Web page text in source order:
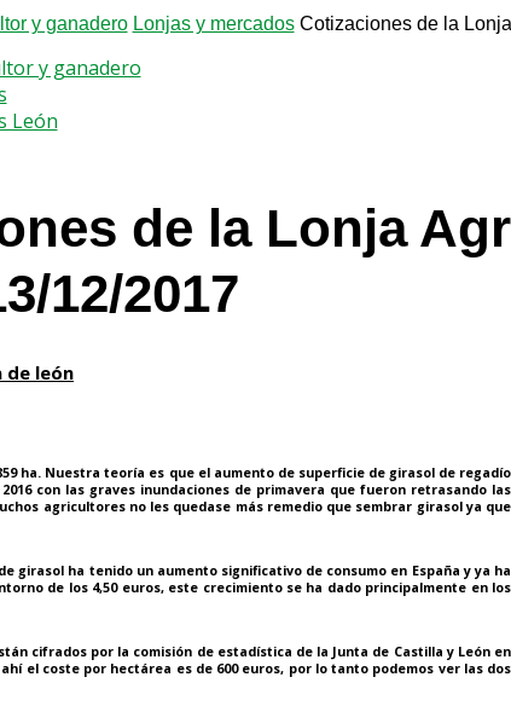
y ganadero Lonjas y mercados Cotizaciones de la
y ganadero
León
de la Lonja
12/2017
de león
ha. Nuestra teoría es que el aumento de superficie de girasol de regadío
con las graves inundaciones de primavera que fueron retrasando las
agricultores no les quedase más remedio que sembrar girasol ya que
ha tenido un aumento significativo de consumo en España y ya ha
de los 4,50 euros, este crecimiento se ha dado principalmente en los
cifrados por la comisión de estadística de la Junta de Castilla y León en
el coste por hectárea es de 600 euros, por lo tanto podemos ver las dos